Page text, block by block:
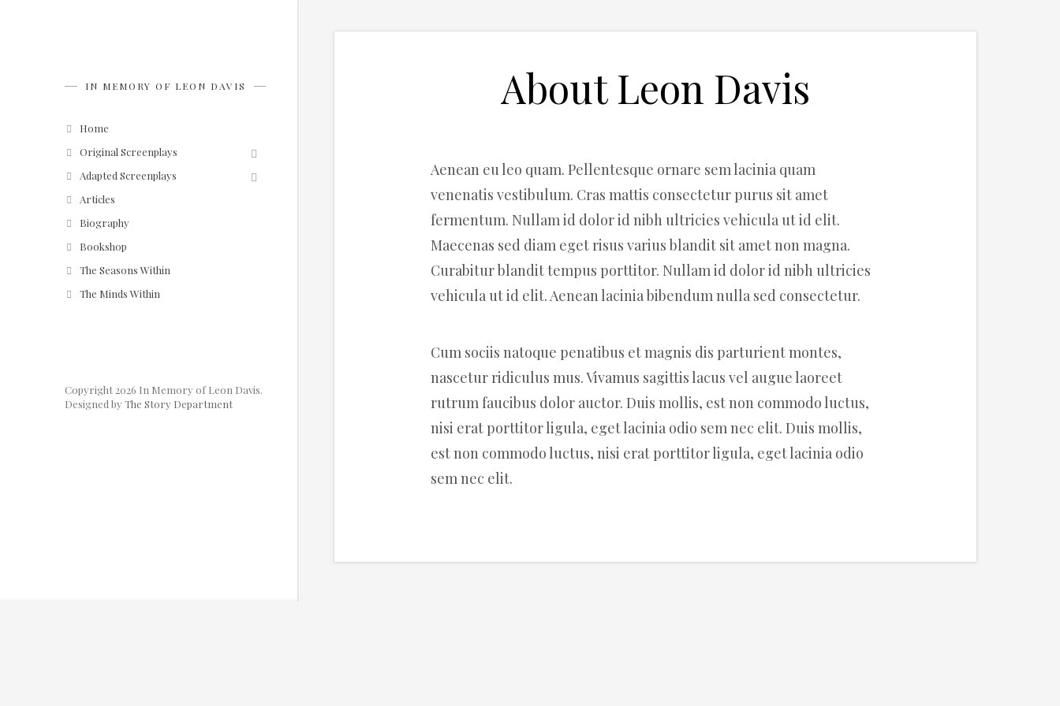
IN MEMORY OF LEON DAVIS
Home
Original Screenplays
Adapted Screenplays
Articles
Biography
Bookshop
The Seasons Within
The Minds Within
Copyright 2026 In Memory of Leon Davis.
Designed by The Story Department
About Leon Davis
Aenean eu leo quam. Pellentesque ornare sem lacinia quam
venenatis vestibulum. Cras mattis consectetur purus sit amet
fermentum. Nullam id dolor id nibh ultricies vehicula ut id elit.
Maecenas sed diam eget risus varius blandit sit amet non magna.
Curabitur blandit tempus porttitor. Nullam id dolor id nibh ultricies
vehicula ut id elit. Aenean lacinia bibendum nulla sed consectetur.
Cum sociis natoque penatibus et magnis dis parturient montes,
nascetur ridiculus mus. Vivamus sagittis lacus vel augue laoreet
rutrum faucibus dolor auctor. Duis mollis, est non commodo luctus,
nisi erat porttitor ligula, eget lacinia odio sem nec elit. Duis mollis,
est non commodo luctus, nisi erat porttitor ligula, eget lacinia odio
sem nec elit.